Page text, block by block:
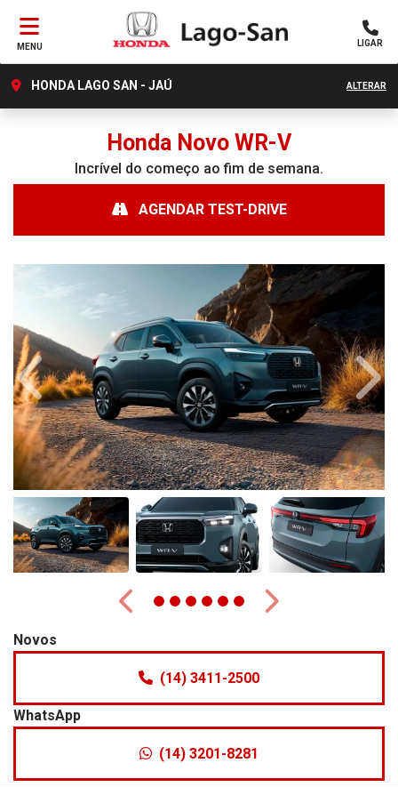
MENU LIGAR
HONDA LAGO SAN - JAÚ ALTERAR
Honda Novo WR-V
Incrível do começo ao fim de semana.
AGENDAR TEST-DRIVE
Anterior
Anterior
Próximo
Novos
(14) 3411-2500
WhatsApp
(14) 3201-8281